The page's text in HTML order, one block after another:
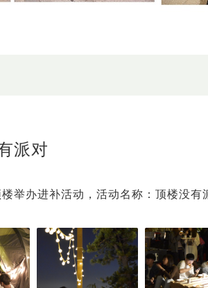
派对
举办进补活动，活动名称：顶楼没